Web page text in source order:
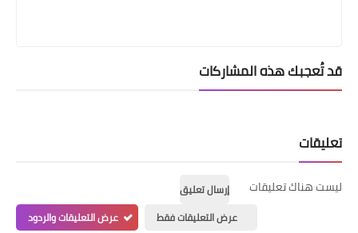
قد تُعجبك هذه المشاركات
تعليقات
ليست هناك تعليقات
إرسال تعليق
عرض التعليقات فقط
عرض التعليقات والردود